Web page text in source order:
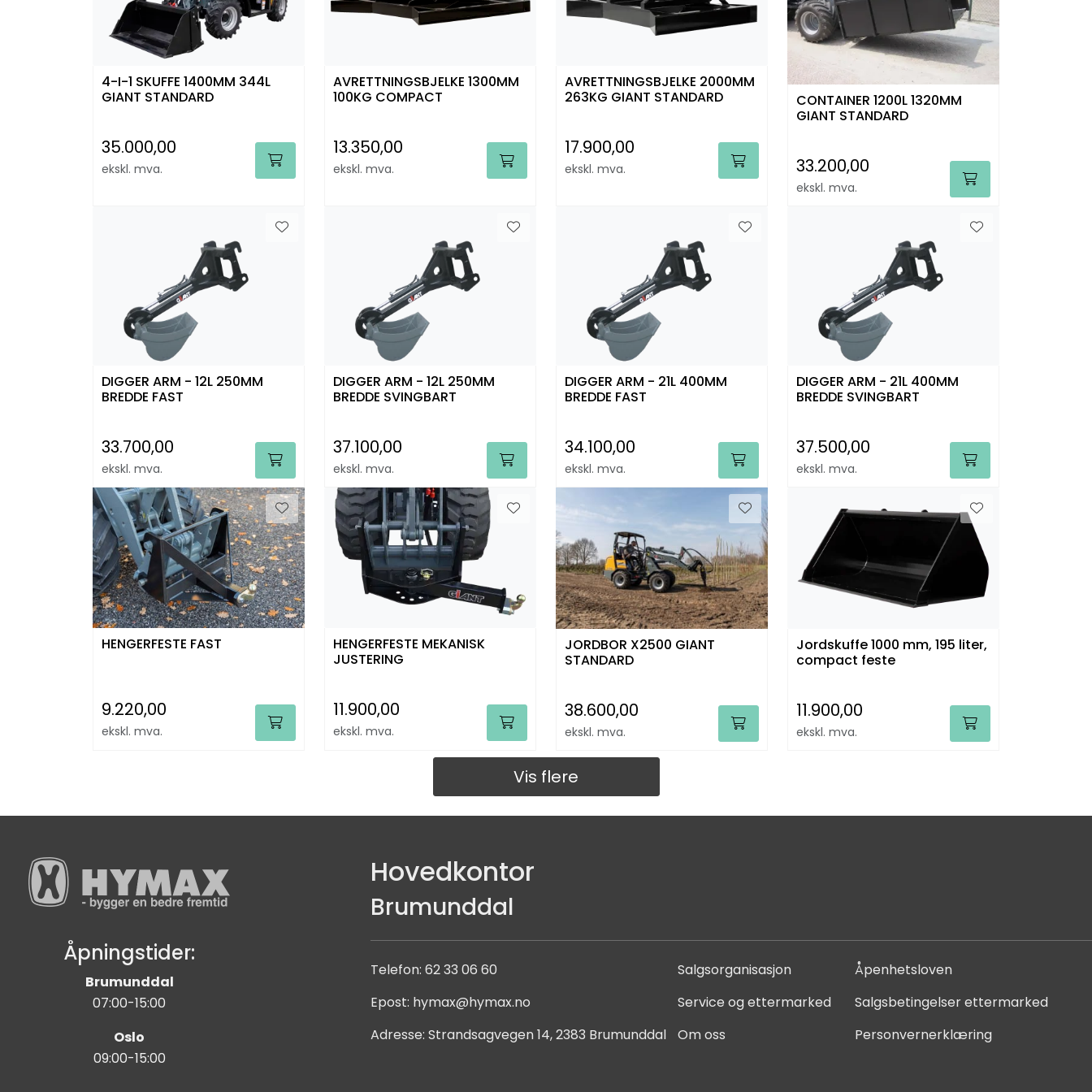
4-I-1 SKUFFE 1400MM 344L
GIANT STANDARD
35.000,00
ekskl. mva.
AVRETTNINGSBJELKE 1300MM
100KG COMPACT
13.350,00
ekskl. mva.
AVRETTNINGSBJELKE 2000MM
263KG GIANT STANDARD
17.900,00
ekskl. mva.
CONTAINER 1200L 1320MM
GIANT STANDARD
33.200,00
ekskl. mva.
DIGGER ARM - 12L 250MM
BREDDE FAST
33.700,00
ekskl. mva.
DIGGER ARM - 12L 250MM
BREDDE SVINGBART
37.100,00
ekskl. mva.
DIGGER ARM - 21L 400MM
BREDDE FAST
34.100,00
ekskl. mva.
DIGGER ARM - 21L 400MM
BREDDE SVINGBART
37.500,00
ekskl. mva.
HENGERFESTE FAST
9.220,00
ekskl. mva.
HENGERFESTE MEKANISK
JUSTERING
11.900,00
ekskl. mva.
JORDBOR X2500 GIANT
STANDARD
38.600,00
ekskl. mva.
Jordskuffe 1000 mm, 195 liter,
compact feste
11.900,00
ekskl. mva.
Vis flere
Åpningstider:
Brumunddal
07:00-15:00
Oslo
09:00-15:00
Hovedkontor
Brumunddal
Telefon: 62 33 06 60 Salgsorganisasjon
Åpenhetsloven
Epost: hymax@hymax.no Service og ettermarked
Salgsbetingelser ettermarked
Adresse: Strandsagvegen 14, 2383 Brumunddal Om oss Personvernerklæring